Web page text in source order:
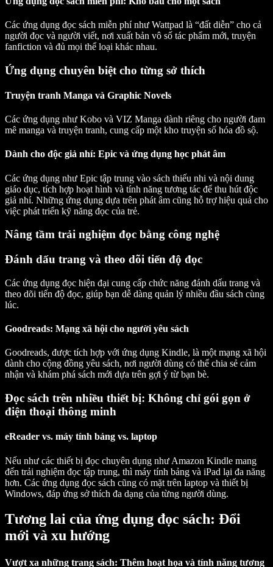
Các ứng dụng đọc sách miễn phí như Wattpad là “đất diễn” cho cả
người đọc và người viết, nơi xuất bản vô số tác phẩm mới, truyện
fanfiction và đủ mọi thể loại khác nhau.
Ứng dụng chuyên biệt cho từng sở thích
Truyện tranh Manga và Graphic Novels
Các ứng dụng như Kobo và VIZ Manga dành riêng cho người đam
mê manga và truyện tranh, cung cấp một kho truyện số hóa đồ sộ.
Dành cho độc giả nhí: Epic và ứng dụng học phát âm
Các ứng dụng như Epic tập trung vào sách thiếu nhi và nội dung
giáo dục, tích hợp hoạt hình và tính năng tương tác để thu hút độc
giả nhí. Những ứng dụng dựa trên phát âm cũng hỗ trợ hiệu quả cho
việc phát triển kỹ năng đọc của trẻ.
Nâng tầm trải nghiệm đọc bằng công nghệ
Đánh dấu trang và theo dõi tiến độ đọc
Các ứng dụng đọc hiện đại cung cấp chức năng đánh dấu trang và
theo dõi tiến độ đọc, giúp bạn dễ dàng quản lý nhiều đầu sách cùng
lúc.
Goodreads: Mạng xã hội cho người yêu sách
Goodreads, được tích hợp với ứng dụng Kindle, là một mạng xã hội
dành cho cộng đồng yêu sách, nơi người dùng có thể chia sẻ cảm
nhận và khám phá sách mới dựa trên gợi ý từ bạn bè.
Đọc sách trên nhiều thiết bị: Không chỉ gói gọn ở
điện thoại thông minh
eReader vs. máy tính bảng vs. laptop
Nếu như các thiết bị đọc chuyên dụng như Amazon Kindle mang
đến trải nghiệm đọc tập trung, thì máy tính bảng và iPad lại đa năng
hơn. Các ứng dụng đọc sách cũng có mặt trên laptop và thiết bị
Windows, đáp ứng sở thích đa dạng của từng người dùng.
Tương lai của ứng dụng đọc sách: Đổi
mới và xu hướng
Vượt xa những trang sách: Thêm hoạt họa và tính năng tương